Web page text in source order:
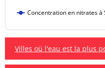
Concentration en nitrates à
Villes où l'eau est la plus